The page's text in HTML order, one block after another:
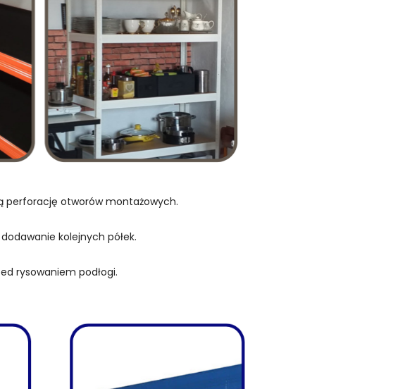
perforację otworów montażowych.
kolejnych półek.
rysowaniem podłogi.